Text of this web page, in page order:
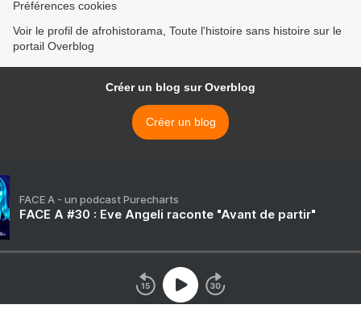
Préférences cookies
Voir le profil de afrohistorama, Toute l'histoire sans histoire sur le
portail Overblog
Créer un blog sur Overblog
Créer un blog
FACE A - un podcast Purecharts
FACE A #30 : Eve Angeli raconte "Avant de partir"